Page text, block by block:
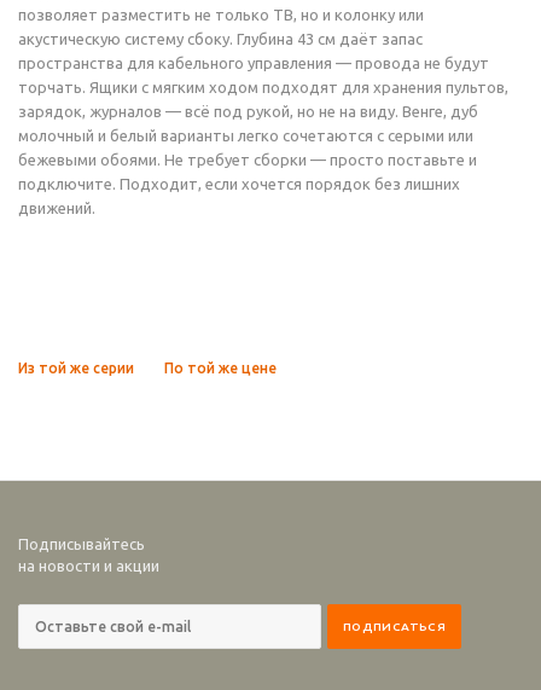
позволяет разместить не только ТВ, но и колонку или
акустическую систему сбоку. Глубина 43 см даёт запас
пространства для кабельного управления — провода не будут
торчать. Ящики с мягким ходом подходят для хранения пультов,
зарядок, журналов — всё под рукой, но не на виду. Венге, дуб
молочный и белый варианты легко сочетаются с серыми или
бежевыми обоями. Не требует сборки — просто поставьте и
подключите. Подходит, если хочется порядок без лишних
движений.
Из той же серии По той же цене
Подписывайтесь
на новости и акции